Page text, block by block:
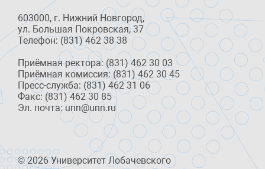
603000, г. Нижний Новгород,
ул. Большая Покровская, 37
Телефон: (831) 462 38 38
Приёмная ректора: (831) 462 30 03
Приёмная комиссия: (831) 462 30 45
Пресс-служба: (831) 462 31 06
Факс: (831) 462 30 85
Эл. почта: unn@unn.ru
© 2026 Университет Лобачевского